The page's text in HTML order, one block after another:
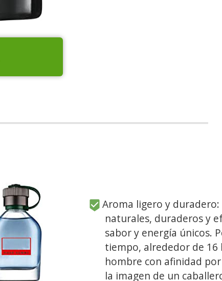
Aroma ligero y
naturales, duraderos y
sabor y energía únicos.
tiempo, alrededor de 16
hombre con afinidad
la imagen de un